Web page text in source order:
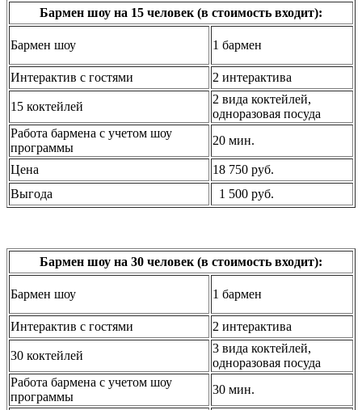
Бармен шоу на 15 человек (в стоимость входит):
Бармен шоу 1 бармен
Интерактив с гостями 2 интерактива
15 коктейлей
2 вида коктейлей,
одноразовая посуда
Работа бармена с учетом шоу
программы
20 мин.
Цена
18 750 руб.
Выгода
1 500 руб.
Бармен шоу на 30 человек (в стоимость входит):
Бармен шоу 1 бармен
Интерактив с гостями 2 интерактива
30 коктейлей
3 вида коктейлей,
одноразовая посуда
Работа бармена с учетом шоу
программы
30 мин.